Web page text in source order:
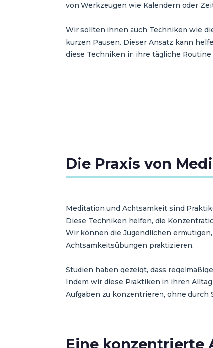
von Werkzeugen wie Kalendern oder
Wir sollten ihnen auch Techniken wie
kurzen Pausen. Dieser Ansatz kann
diese Techniken in ihre tägliche
Die Praxis von
Meditation und Achtsamkeit sind
Diese Techniken helfen, die
Wir können die Jugendlichen
Achtsamkeitsübungen praktizieren.
Studien haben gezeigt, dass
Indem wir diese Praktiken in ihren
Aufgaben zu konzentrieren, ohne durch
Eine konzentrierte